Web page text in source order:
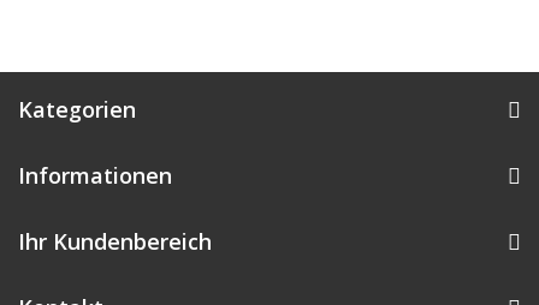
Kategorien
Informationen
Ihr Kundenbereich